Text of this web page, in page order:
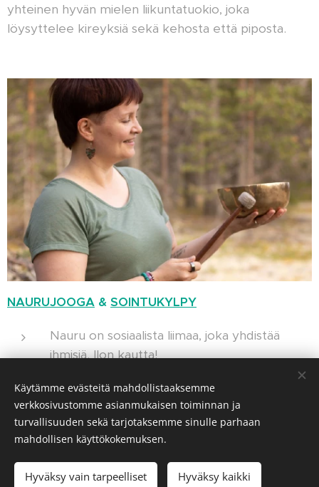
yhteinen hyvän mielen liikuntatuokio, joka
löysyttelee kireyksiä sekä kehosta että piposta.
NAURUJOOGA & SOINTUKYLPY
Nauru on sosiaalista liimaa, joka yhdistää
ihmisiä. Ilon kautta!
Tietosuojakäytäntö
Evästeet
Käytämme evästeitä mahdollistaaksemme
verkkosivustomme asianmukaisen toiminnan ja
turvallisuuden sekä tarjotaksemme sinulle parhaan
mahdollisen käyttökokemuksen.
Hyväksy vain tarpeelliset Hyväksy kaikki